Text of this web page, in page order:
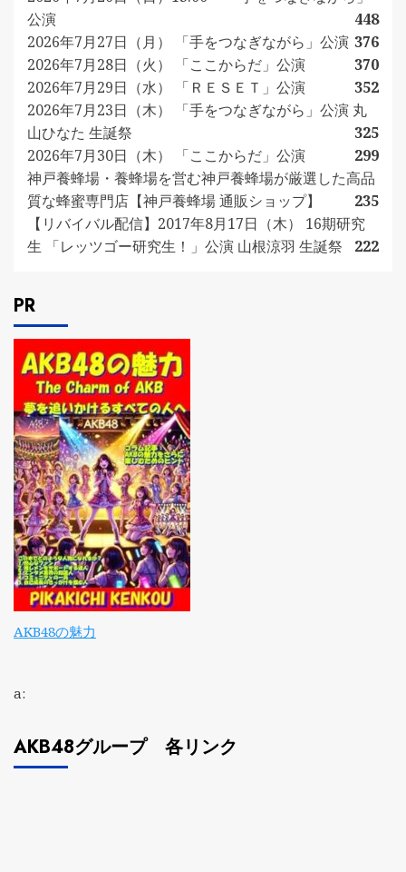
公演
448
2026年7月27日（月） 「手をつなぎながら」公演 376
2026年7月28日（火） 「ここからだ」公演
370
2026年7月29日（水） 「ＲＥＳＥＴ」公演
352
2026年7月23日（木） 「手をつなぎながら」公演 丸
山ひなた 生誕祭
325
2026年7月30日（木） 「ここからだ」公演
299
神戸養蜂場・養蜂場を営む神戸養蜂場が厳選した高品
質な蜂蜜専門店【神戸養蜂場 通販ショップ】
235
【リバイバル配信】2017年8月17日（木） 16期研究
生 「レッツゴー研究生！」公演 山根涼羽 生誕祭
222
PR
AKB48の魅力
a:
AKB48グループ 各リンク